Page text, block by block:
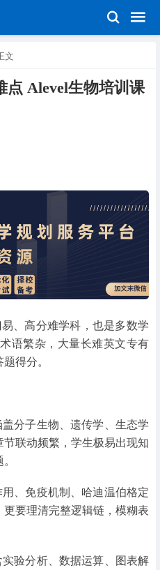
文
点 Alevel生物培训课
、高分难学科，也是多数学
语繁杂，大量长难英文专有
得分。
分子生物、遗传学、生态学
联动频繁，学生极易出现知
、免疫机制、哈迪温伯格定
要理清完整逻辑链，模糊表
验分析、数据运算、图表解